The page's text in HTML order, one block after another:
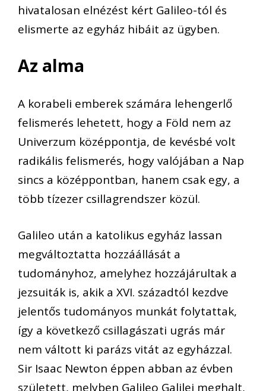
hivatalosan elnézést kért Galileo-tól és
elismerte az egyház hibáit az ügyben.
Az alma
A korabeli emberek számára lehengerlő
felismerés lehetett, hogy a Föld nem az
Univerzum középpontja, de kevésbé volt
radikális felismerés, hogy valójában a Nap
sincs a középpontban, hanem csak egy, a
több tízezer csillagrendszer közül.
Galileo után a katolikus egyház lassan
megváltoztatta hozzáállását a
tudományhoz, amelyhez hozzájárultak a
jezsuiták is, akik a XVI. századtól kezdve
jelentős tudományos munkát folytattak,
így a következő csillagászati ugrás már
nem váltott ki parázs vitát az egyházzal.
Sir Isaac Newton éppen abban az évben
született, melyben Galileo Galilei meghalt,